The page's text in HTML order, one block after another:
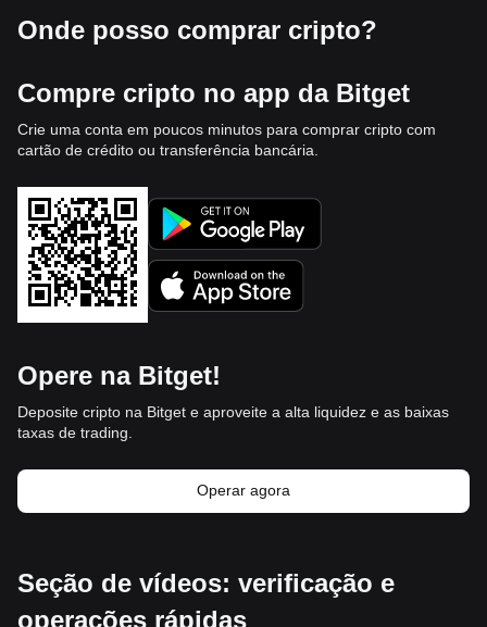
Onde posso comprar cripto?
Compre cripto no app da Bitget
Crie uma conta em poucos minutos para comprar cripto com
cartão de crédito ou transferência bancária.
Opere na Bitget!
Deposite cripto na Bitget e aproveite a alta liquidez e as baixas
taxas de trading.
Operar agora
Seção de vídeos: verificação e
operações rápidas